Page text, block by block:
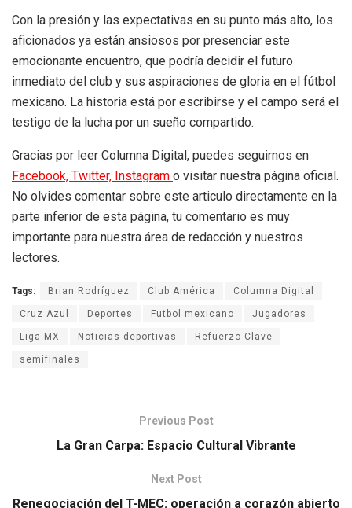
Con la presión y las expectativas en su punto más alto, los
aficionados ya están ansiosos por presenciar este
emocionante encuentro, que podría decidir el futuro
inmediato del club y sus aspiraciones de gloria en el fútbol
mexicano. La historia está por escribirse y el campo será el
testigo de la lucha por un sueño compartido.
Gracias por leer Columna Digital, puedes seguirnos en
Facebook, Twitter, Instagram o visitar nuestra página oficial.
No olvides comentar sobre este articulo directamente en la
parte inferior de esta página, tu comentario es muy
importante para nuestra área de redacción y nuestros
lectores.
Tags: Brian Rodríguez Club América Columna Digital
Cruz Azul Deportes Futbol mexicano Jugadores
Liga MX Noticias deportivas Refuerzo Clave
semifinales
Previous Post
La Gran Carpa: Espacio Cultural Vibrante
Next Post
Renegociación del T-MEC: operación a corazón abierto